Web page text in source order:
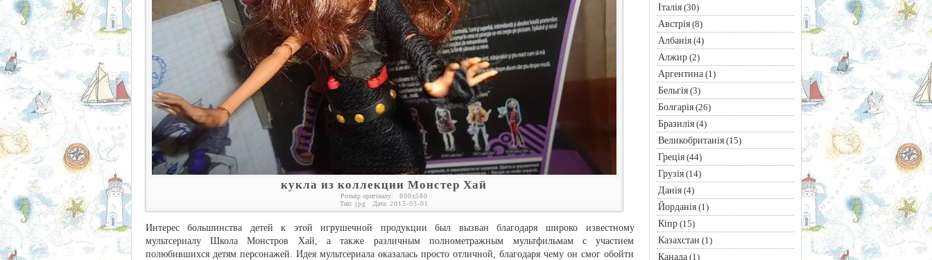
кукла из коллекции Монстер Хай
Розмір оригіналу: 800x580
Тип: jpg Дата: 2015-03-01
Интерес большинства детей к этой игрушечной продукции был вызван благодаря широко известному
мультсериалу Школа Монстров Хай, а также различным полнометражным мультфильмам с участием
полюбившихся детям персонажей. Идея мультсериала оказалась просто отличной, благодаря чему он смог обойти
Італія(30)
Австрія(8)
Албанія(4)
Алжир(2)
Аргентина(1)
Бельгія(3)
Болгарія(26)
Бразилія(4)
Великобританія(15)
Греція(44)
Грузія(14)
Данія(4)
Йорданія(1)
Кіпр(15)
Казахстан (1)
Канада(1)